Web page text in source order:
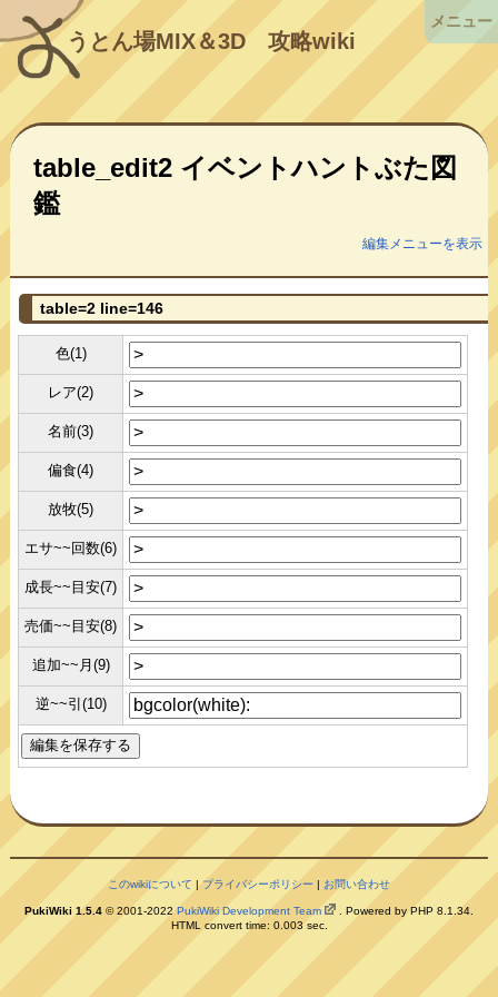
うとん場MIX＆3D攻略wiki
table_edit2 イベントハントぶた図
鑑
編集メニューを表示
table=2 line=146
色(1)
レア(2)
名前(3)
偏食(4)
放牧(5)
エサ~~回数(6)
成長~~目安(7)
売価~~目安(8)
追加~~月(9)
逆~~引(10)
このwikiについて |プライバシーポリシー | お問い合わせ
PukiWiki 1.5.4 © 2001-2022PukiWiki Development Team
. Powered by PHP 8.1.34.
HTML convert time: 0.003 sec.
メニュー